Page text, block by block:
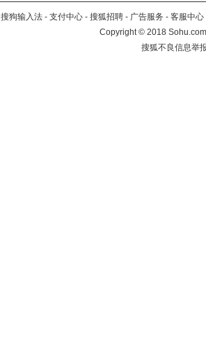
搜狗输入法 - 支付中心 - 搜狐招聘 - 广告服务 - 客服中心
Copyright©2018
搜狐不良信息举